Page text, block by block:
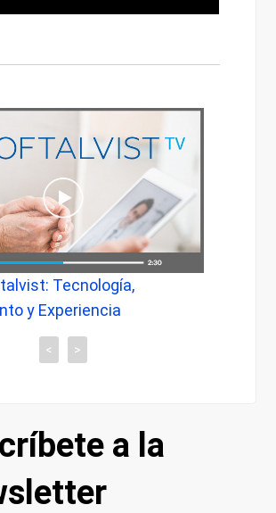
Tecnología,
y Experiencia
< >
a la